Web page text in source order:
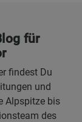
für
findest Du
und
Alpspitze bis
des